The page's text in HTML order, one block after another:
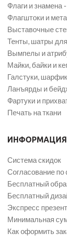
Флаги и знамена
Флагштоки и
Выставочные
Тенты, шатры
Вымпелы и
Майки, байки и
Галстуки,
Ланъярды и
Фартуки и
Печать на ткани
Система скидок
Согласование по
Бесплатный
Бесплатный
Экспресс
Минимальная
Как оформить